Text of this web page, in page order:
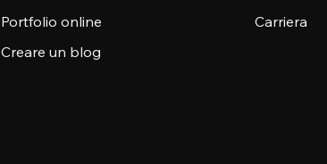
Portfolio online
Creare un blog
Carriera